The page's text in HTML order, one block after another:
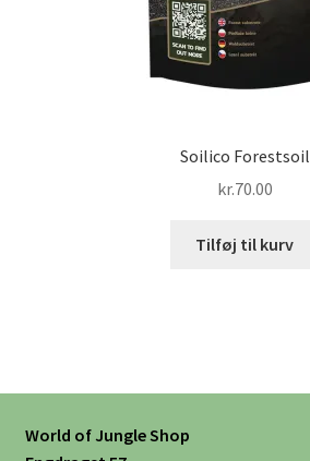
Soilico Forestsoil
kr.70.00
Tilføj til kurv
World of Jungle Shop